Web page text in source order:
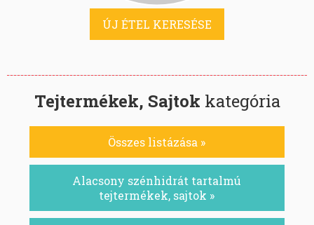
ÚJ ÉTEL KERESÉSE
Tejtermékek, Sajtok kategória
Összes listázása »
Alacsony szénhidrát tartalmú
tejtermékek, sajtok »